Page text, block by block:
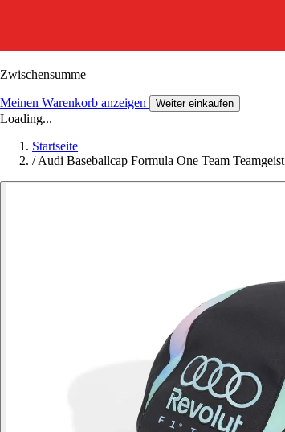
Zwischensumme
Meinen Warenkorb anzeigen Weiter einkaufen
Loading...
Startseite
/ Audi Baseballcap Formula One Team Teamgeist